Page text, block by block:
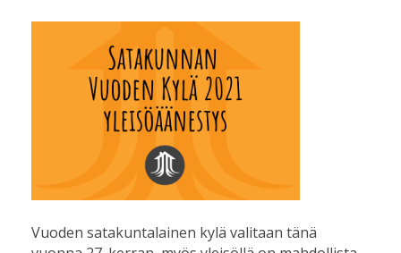
Vuoden satakuntalainen kylä valitaan tänä